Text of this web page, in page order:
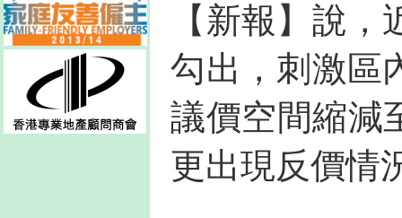
【新報】說
勾出，刺激區
議價空間縮減
更出現反價情